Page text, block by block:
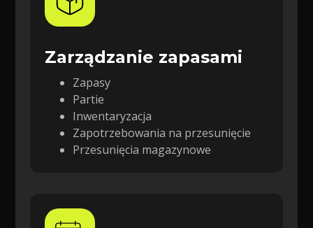
Zarządzanie zapasami
Zapasy
Partie
Inwentaryzacja
Zapotrzebowania na przesunięcie
Przesunięcia magazynowe